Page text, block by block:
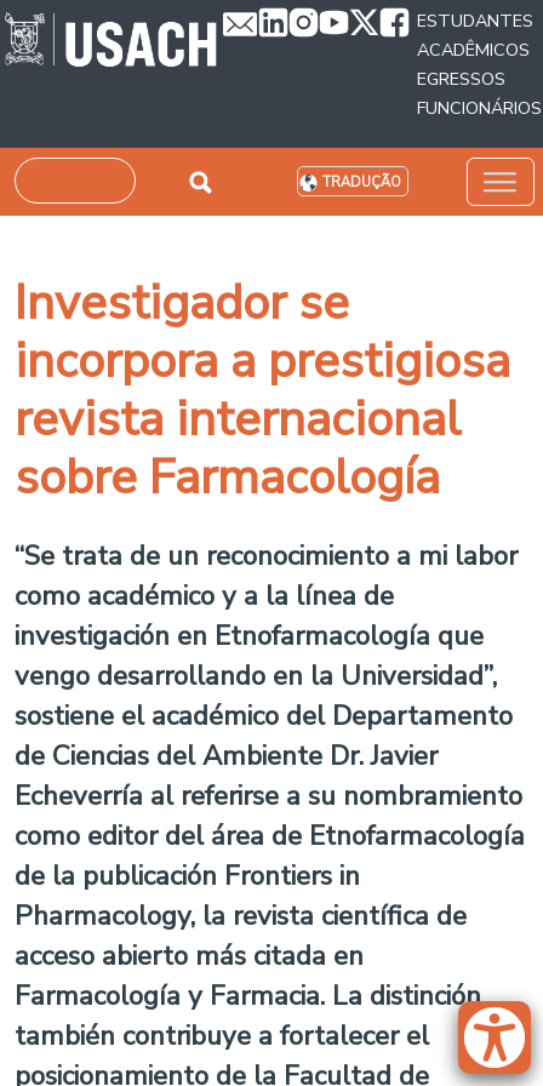
Passar para o conteúdo principal
ESTUDANTES
ACADÊMICOS
EGRESSOS
FUNCIONÁRIOS
Pesquisar TRADUÇÃO
Investigador se
incorpora a prestigiosa
revista internacional
sobre Farmacología
“Se trata de un reconocimiento a mi labor
como académico y a la línea de
investigación en Etnofarmacología que
vengo desarrollando en la Universidad”,
sostiene el académico del Departamento
de Ciencias del Ambiente Dr. Javier
Echeverría al referirse a su nombramiento
como editor del área de Etnofarmacología
de la publicación Frontiers in
Pharmacology, la revista científica de
acceso abierto más citada en
Farmacología y Farmacia. La distinción
también contribuye a fortalecer el
posicionamiento de la Facultad de